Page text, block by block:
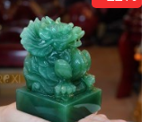
cấp, vừa gửi gắm
hanh thông và cuộc